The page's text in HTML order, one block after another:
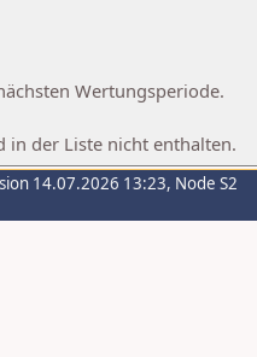
Wertungsperiode.
in der Liste nicht enthalten.
14.07.2026 13:23, Node S2